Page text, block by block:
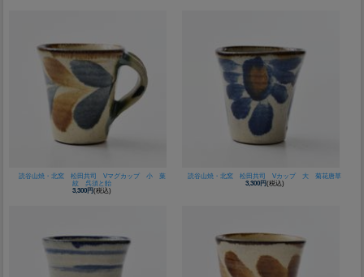
読谷山焼・北窯 松田共司 Vマグカップ 小 葉
紋 呉須と飴
3,300円(税込)
読谷山焼・北窯 松田共司 Vカップ 大 菊花唐草
3,300円(税込)